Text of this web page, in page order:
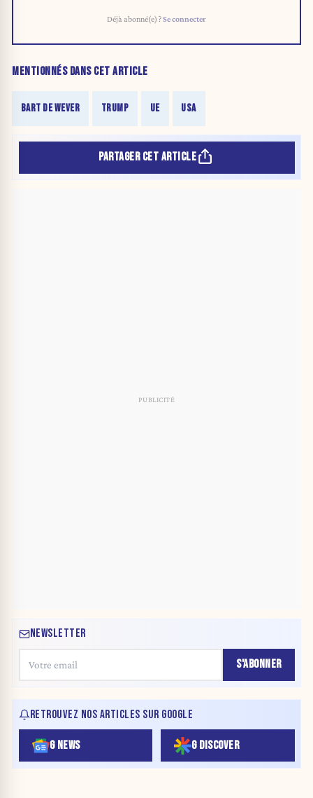
Déjà abonné(e) ?Se connecter
MENTIONNÉS DANS CET ARTICLE
BART DE WEVER TRUMP UE USA
PARTAGER CET ARTICLE
NEWSLETTER
S'ABONNER
RETROUVEZ NOS ARTICLES SUR GOOGLE
G NEWS G DISCOVER